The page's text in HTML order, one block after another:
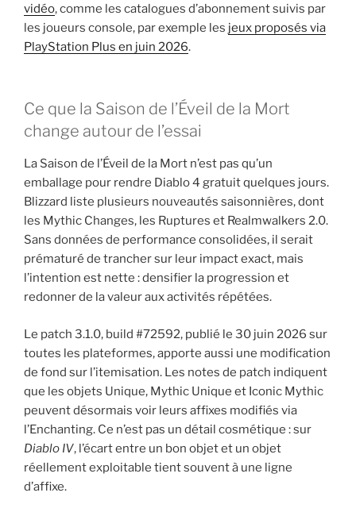
vidéo, comme les catalogues d’abonnement suivis par
les joueurs console, par exemple les jeux proposés via
PlayStation Plus en juin 2026.
Ce que la Saison de l’Éveil de la Mort
change autour de l’essai
La Saison de l’Éveil de la Mort n’est pas qu’un
emballage pour rendre Diablo 4 gratuit quelques jours.
Blizzard liste plusieurs nouveautés saisonnières, dont
les Mythic Changes, les Ruptures et Realmwalkers 2.0.
Sans données de performance consolidées, il serait
prématuré de trancher sur leur impact exact, mais
l’intention est nette : densifier la progression et
redonner de la valeur aux activités répétées.
Le patch 3.1.0, build #72592, publié le 30 juin 2026 sur
toutes les plateformes, apporte aussi une modification
de fond sur l’itemisation. Les notes de patch indiquent
que les objets Unique, Mythic Unique et Iconic Mythic
peuvent désormais voir leurs affixes modifiés via
l’Enchanting. Ce n’est pas un détail cosmétique : sur
Diablo IV, l’écart entre un bon objet et un objet
réellement exploitable tient souvent à une ligne
d’affixe.